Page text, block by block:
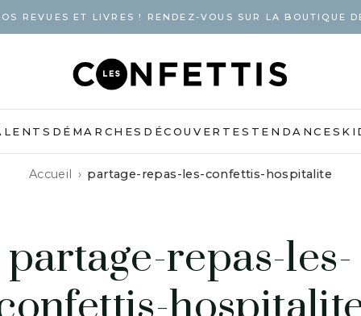
REVUES ET LIVRES ! RENDEZ-VOUS SUR LA BOUTIQUE
DÉMARCHES DÉCOUVERTES TENDANCES
Accueil partage-repas-les-confettis-hospitalite
partage-repas-les-